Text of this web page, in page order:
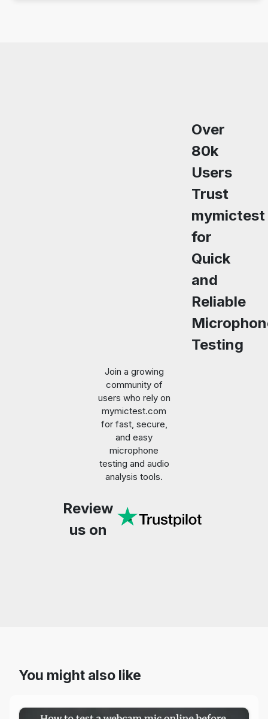
Over
80k
Users
Trust
mymictest
for
Quick
and
Reliable
Testing
Join a growing
community of
users who rely on
mymictest.com
for fast, secure,
and easy
microphone
testing and audio
analysis tools.
Review
us on
You might also like